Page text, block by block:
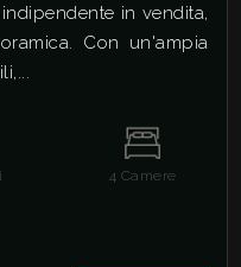
in vendita,
Con un'ampia
4 Camere